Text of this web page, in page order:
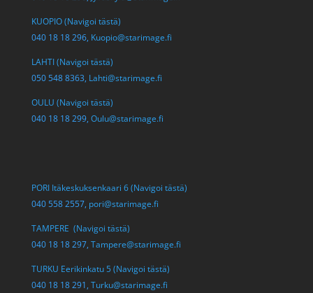
KUOPIO (Navigoi tästä)
040 18 18 296, Kuopio@starimage.fi
LAHTI (Navigoi tästä)
050 548 8363, Lahti@starimage.fi
OULU (Navigoi tästä)
040 18 18 299, Oulu@starimage.fi
PORI Itäkeskuksenkaari 6 (Navigoi tästä)
040 558 2557, pori@starimage.fi
TAMPERE (Navigoi tästä)
040 18 18 297, Tampere@starimage.fi
TURKU Eerikinkatu 5 (Navigoi tästä)
040 18 18 291, Turku@starimage.fi